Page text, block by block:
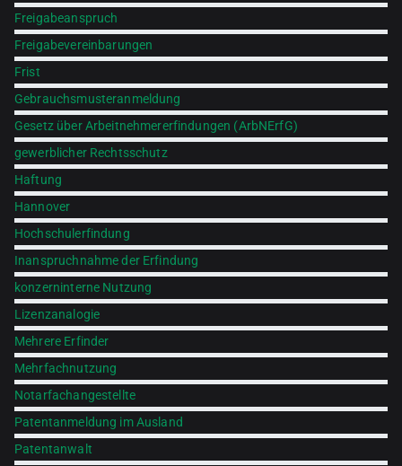
Freigabeanspruch
Freigabevereinbarungen
Frist
Gebrauchsmusteranmeldung
Gesetz über Arbeitnehmererfindungen (ArbNErfG)
gewerblicher Rechtsschutz
Haftung
Hannover
Hochschulerfindung
Inanspruchnahme der Erfindung
konzerninterne Nutzung
Lizenzanalogie
Mehrere Erfinder
Mehrfachnutzung
Notarfachangestellte
Patentanmeldung im Ausland
Patentanwalt